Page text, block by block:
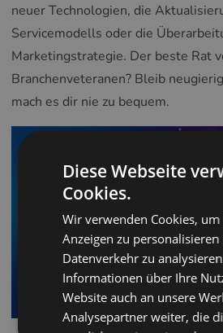
neuer Technologien, die
Servicemodells oder die
Marketingstrategie. Der beste Rat
Branchenveteranen? Bleib
mach es dir nie zu bequem.
Diese Webseite
Cookies.
Wir verwenden Cookies,
Anzeigen zu
Datenverkehr zu
Informationen über Ihre
Website auch an unsere
Analysepartner weiter, die